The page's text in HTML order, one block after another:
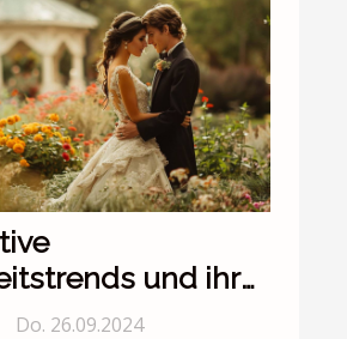
und ihre
für moderne
Do. 26.09.2024